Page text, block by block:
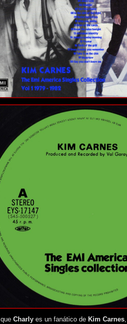
Charly es un fanático de Kim Carnes